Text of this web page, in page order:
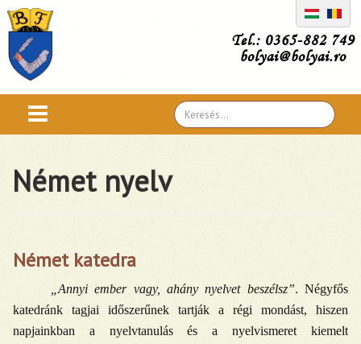
Tel.: 0365-882 749
bolyai@bolyai.ro
Search
...
Német nyelv
Német katedra
„Annyi ember vagy, ahány nyelvet beszélsz”. Négyfős
katedránk tagjai időszerűnek tartják a régi mondást, hiszen
napjainkban a nyelvtanulás és a nyelvismeret kiemelt